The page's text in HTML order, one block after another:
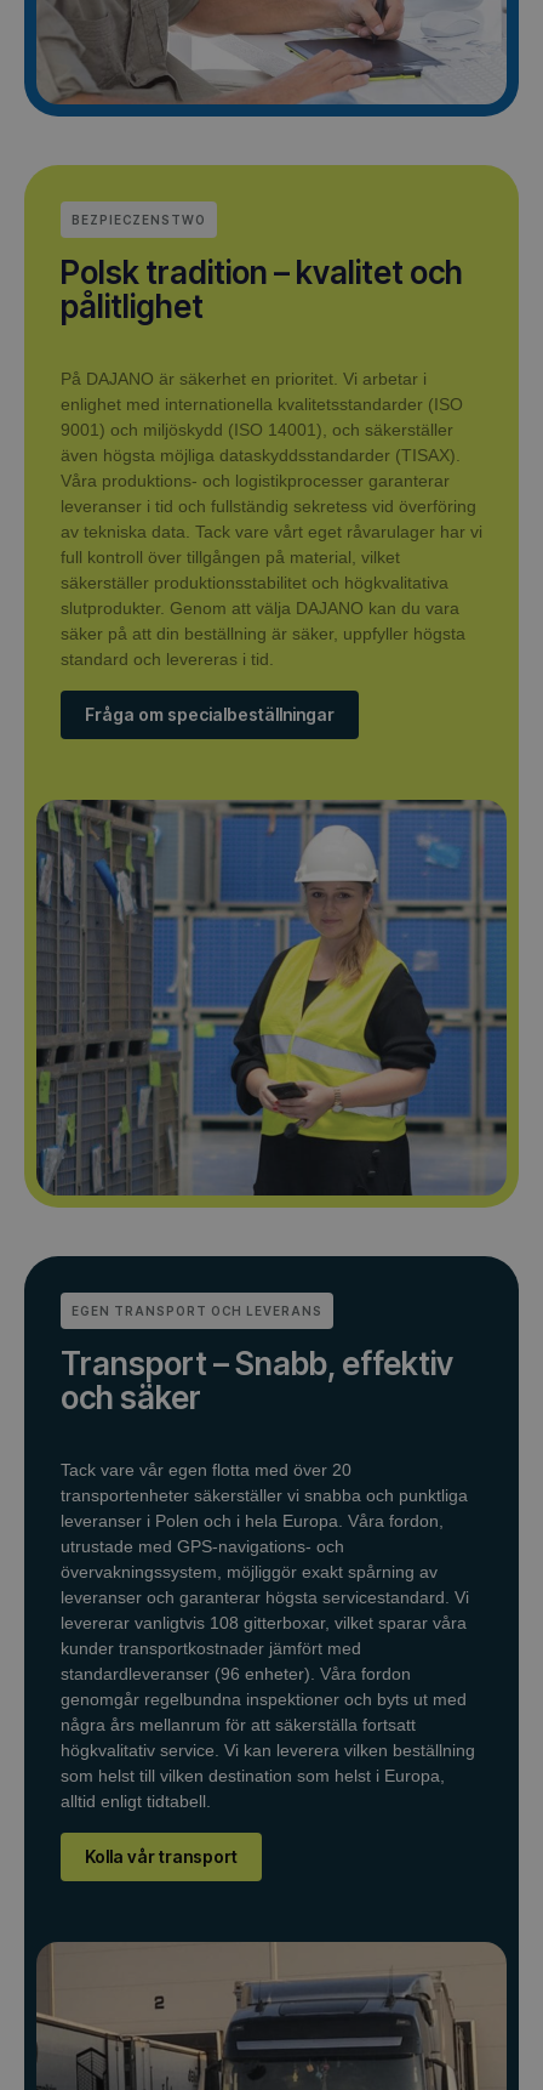
BEZPIECZENSTWO
Polsk tradition – kvalitet och
pålitlighet
På DAJANO är säkerhet en prioritet. Vi arbetar i
enlighet med internationella kvalitetsstandarder (ISO
9001) och miljöskydd (ISO 14001), och säkerställer
även högsta möjliga dataskyddsstandarder (TISAX).
Våra produktions- och logistikprocesser garanterar
leveranser i tid och fullständig sekretess vid överföring
av tekniska data. Tack vare vårt eget råvarulager har vi
full kontroll över tillgången på material, vilket
säkerställer produktionsstabilitet och högkvalitativa
slutprodukter. Genom att välja DAJANO kan du vara
säker på att din beställning är säker, uppfyller högsta
standard och levereras i tid.
Fråga om specialbeställningar
EGEN TRANSPORT OCH LEVERANS
Transport – Snabb, effektiv
och säker
Tack vare vår egen flotta med över 20
transportenheter säkerställer vi snabba och punktliga
leveranser i Polen och i hela Europa. Våra fordon,
utrustade med GPS-navigations- och
övervakningssystem, möjliggör exakt spårning av
leveranser och garanterar högsta servicestandard. Vi
levererar vanligtvis 108 gitterboxar, vilket sparar våra
kunder transportkostnader jämfört med
standardleveranser (96 enheter). Våra fordon
genomgår regelbundna inspektioner och byts ut med
några års mellanrum för att säkerställa fortsatt
högkvalitativ service. Vi kan leverera vilken beställning
som helst till vilken destination som helst i Europa,
alltid enligt tidtabell.
Kolla vår transport